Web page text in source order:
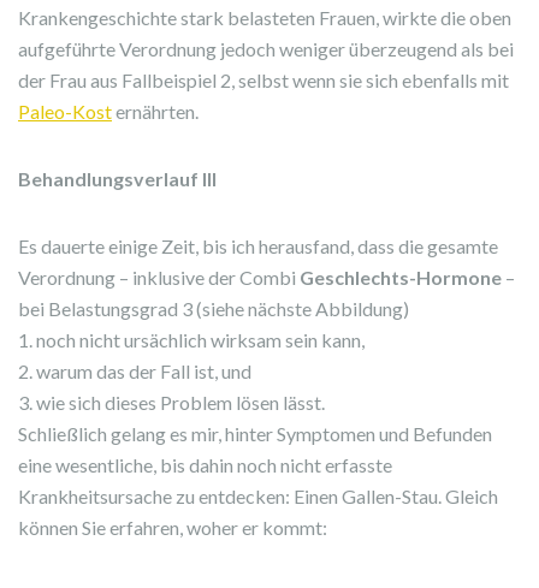
Krankengeschichte stark belasteten Frauen, wirkte die oben
aufgeführte Verordnung jedoch weniger überzeugend als bei
der Frau aus Fallbeispiel 2, selbst wenn sie sich ebenfalls mit
Paleo-Kosternährten.
Behandlungsverlauf III
Es dauerte einige Zeit, bis ich herausfand, dass die gesamte
Verordnung – inklusive der Combi Geschlechts-Hormone –
bei Belastungsgrad 3 (siehe nächste Abbildung)
1. noch nicht ursächlich wirksam sein kann,
2. warum das der Fall ist, und
3. wie sich dieses Problem lösen lässt.
Schließlich gelang es mir, hinter Symptomen und Befunden
eine wesentliche, bis dahin noch nicht erfasste
Krankheitsursache zu entdecken: Einen Gallen-Stau. Gleich
können Sie erfahren, woher er kommt: